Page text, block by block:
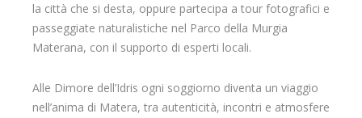
la città che si desta, oppure partecipa a tour fotografici e
passeggiate naturalistiche nel Parco della Murgia
Materana, con il supporto di esperti locali.
Alle Dimore dell’Idris ogni soggiorno diventa un viaggio
nell’anima di Matera, tra autenticità, incontri e atmosfere